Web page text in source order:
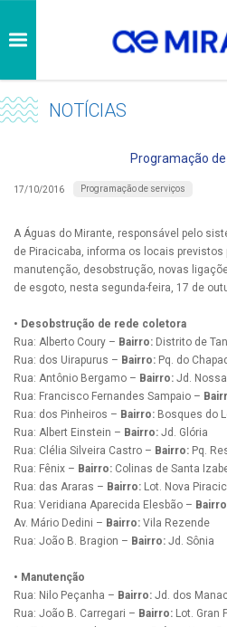
NOTÍCIAS
Programação
17/10/2016 Programação de serviços
A Águas do Mirante, responsável pelo
de Piracicaba, informa os locais
manutenção, desobstrução, novas
de esgoto, nesta segunda-feira, 17 de
• Desobstrução de rede coletora
Rua: Alberto Coury – Bairro: Distrito de
Rua: dos Uirapurus – Bairro: Pq. do
Rua: Antônio Bergamo – Bairro: Jd.
Rua: Francisco Fernandes Sampaio –
Rua: dos Pinheiros – Bairro: Bosques do
Rua: Albert Einstein – Bairro: Jd. Glória
Rua: Clélia Silveira Castro – Bairro: Pq.
Rua: Fênix – Bairro: Colinas de Santa
Rua: das Araras – Bairro: Lot. Nova
Rua: Veridiana Aparecida Elesbão –
Av. Mário Dedini – Bairro: Vila Rezende
Rua: João B. Bragion – Bairro: Jd. Sônia
• Manutenção
Rua: Nilo Peçanha – Bairro: Jd. dos
Rua: João B. Carregari – Bairro: Lot. Gran